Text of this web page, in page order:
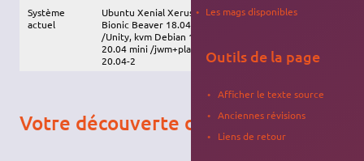
Système
actuel
Ubuntu Xenial Xerus 16.04-7… /Unity , kvm Ubuntu
Bionic Beaver 18.04… /Unity , kvm Focal Fossa 20.04
/Unity, kvm Debian 10… /KDE Plasma mini, kvm
20.04 mini /jwm+plank+nemo, kvm Ubuntu-Unity
20.04-2
Votre découverte de Ubuntu
Les mags disponibles
Outils de la page
Afficher le texte source
Anciennes révisions
Liens de retour